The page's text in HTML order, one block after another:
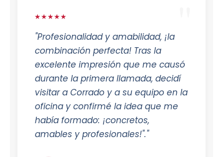
★★★★★
"Profesionalidad y amabilidad, ¡la
combinación perfecta! Tras la
excelente impresión que me causó
durante la primera llamada, decidí
visitar a Corrado y a su equipo en la
oficina y confirmé la idea que me
había formado: ¡concretos,
amables y profesionales!"."